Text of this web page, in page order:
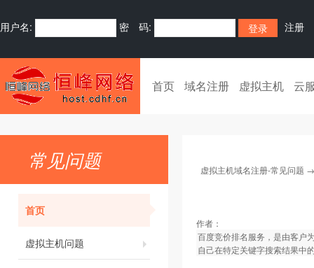
用户名: 密 码: 注册
首页 域名注册 虚拟主机 云
常见问题
首页
虚拟主机问题
虚拟主机域名注册-常见问题
作者：
百度竞价排名服务，是由客户
自己在特定关键字搜索结果中